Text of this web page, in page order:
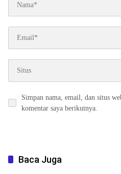
Simpan nama, email, dan situs
komentar saya berikutnya.
Baca Juga